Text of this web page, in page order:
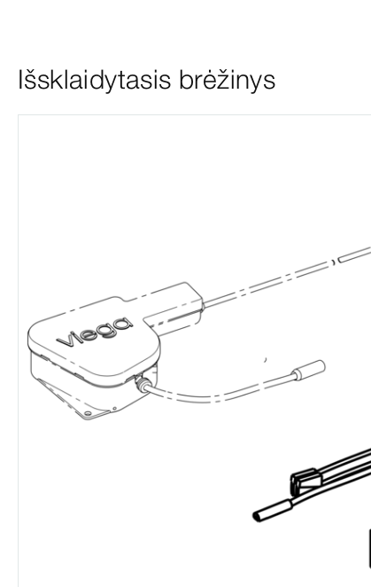
Išsklaidytasis brėžinys